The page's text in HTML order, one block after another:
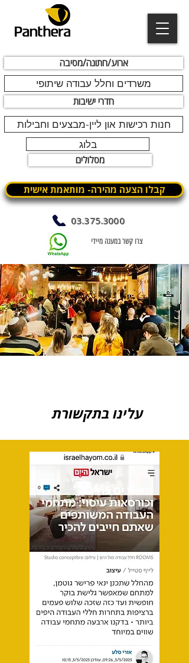
חדרי ישיבות
ארוע/חתונה/מסיבה
משרדים וחלל עבודה שיתופי
03.375.3000
חנות רכישות און ליין-מבצעים וחבילות
בלוג
מסלולים
צרו קשר במענה מיידי
קבלו הצעה מהירה- מותאמת אישית
עלינו בתקשורת